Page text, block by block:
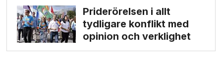
Priderörelsen i allt
tydligare konflikt med
opinion och verklighet